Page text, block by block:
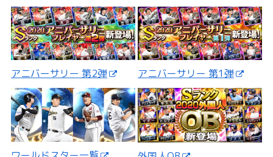
アニバーサリー 第2弾 アニバーサリー 第1弾